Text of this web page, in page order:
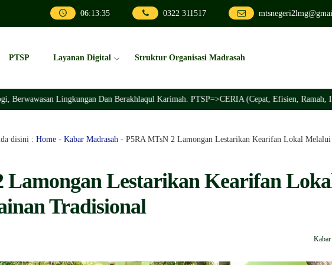
06:13:37 0322 311517
PTSP Layanan Digital Struktur Organisasi Madrasah
Dan Berakhlaqul Karimah. PTSP=>CERIA (Cepat, Efisien, Ramah, Inovatif,
disini : Home - Kabar Madrasah - P5RA MTsN 2 Lamongan Lestarikan Kearifan Lokal
Lamongan Lestarikan Kearifan
Tradisional